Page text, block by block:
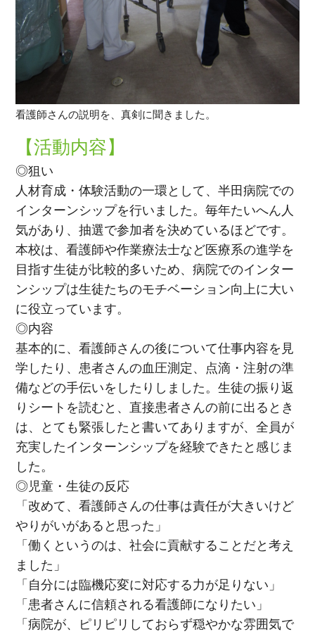
看護師さんの説明を、真剣に聞きました。
【活動内容】
◎狙い
人材育成・体験活動の一環として、半田病院での
インターンシップを行いました。毎年たいへん人
気があり、抽選で参加者を決めているほどです。
本校は、看護師や作業療法士など医療系の進学を
目指す生徒が比較的多いため、病院でのインター
ンシップは生徒たちのモチベーション向上に大い
に役立っています。
◎内容
基本的に、看護師さんの後について仕事内容を見
学したり、患者さんの血圧測定、点滴・注射の準
備などの手伝いをしたりしました。生徒の振り返
りシートを読むと、直接患者さんの前に出るとき
は、とても緊張したと書いてありますが、全員が
充実したインターンシップを経験できたと感じま
した。
◎児童・生徒の反応
「改めて、看護師さんの仕事は責任が大きいけど
やりがいがあると思った」
「働くというのは、社会に貢献することだと考え
ました」
「自分には臨機応変に対応する力が足りない」
「患者さんに信頼される看護師になりたい」
「病院が、ピリピリしておらず穏やかな雰囲気で